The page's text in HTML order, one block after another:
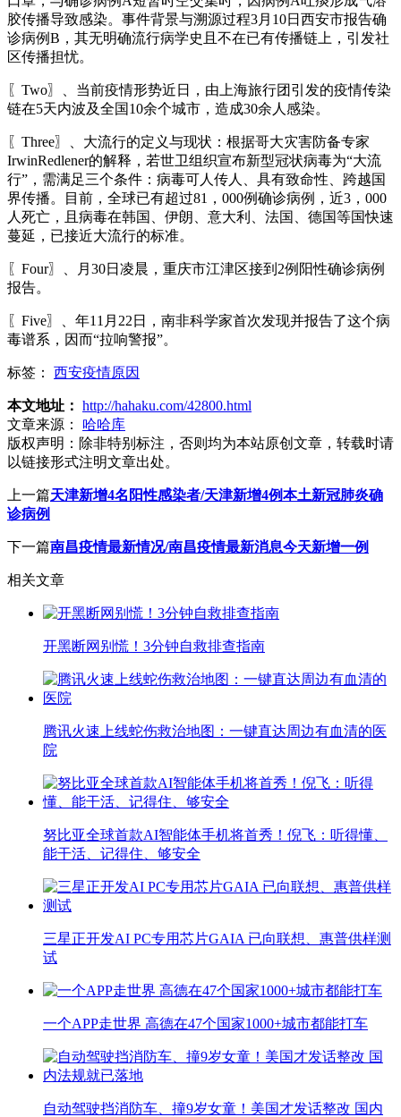
胶传播导致感染。事件背景与溯源过程3月10日西安市报告确
诊病例B，其无明确流行病学史且不在已有传播链上，引发社
区传播担忧。
〖Two〗、当前疫情形势近日，由上海旅行团引发的疫情传染
链在5天内波及全国10余个城市，造成30余人感染。
〖Three〗、大流行的定义与现状：根据哥大灾害防备专家
IrwinRedlener的解释，若世卫组织宣布新型冠状病毒为“大流
行”，需满足三个条件：病毒可人传人、具有致命性、跨越国
界传播。目前，全球已有超过81，000例确诊病例，近3，000
人死亡，且病毒在韩国、伊朗、意大利、法国、德国等国快速
蔓延，已接近大流行的标准。
〖Four〗、月30日凌晨，重庆市江津区接到2例阳性确诊病例
报告。
〖Five〗、年11月22日，南非科学家首次发现并报告了这个病
毒谱系，因而“拉响警报”。
标签： 西安疫情原因
本文地址： http://hahaku.com/42800.html
文章来源：
哈哈库
版权声明： 除非特别标注，否则均为本站原创文章，转载时请
以链接形式注明文章出处。
上一篇天津新增4名阳性感染者/天津新增4例本土新冠肺炎确
诊病例
下一篇南昌疫情最新情况/南昌疫情最新消息今天新增一例
相关文章
开黑断网别慌！3分钟自救排查指南
腾讯火速上线蛇伤救治地图：一键直达周边有血清的医
院
努比亚全球首款AI智能体手机将首秀！倪飞：听得懂、
能干活、记得住、够安全
三星正开发AI PC专用芯片GAIA 已向联想、惠普供样测
试
一个APP走世界 高德在47个国家1000+城市都能打车
自动驾驶挡消防车、撞9岁女童！美国才发话整改 国内